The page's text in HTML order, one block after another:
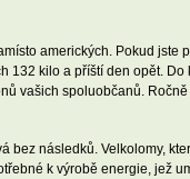
amerických. Pokud jste
kilo a příští den opět. Do
vašich spoluobčanů.
bez následků. Velkolomy,
k výrobě energie, jež